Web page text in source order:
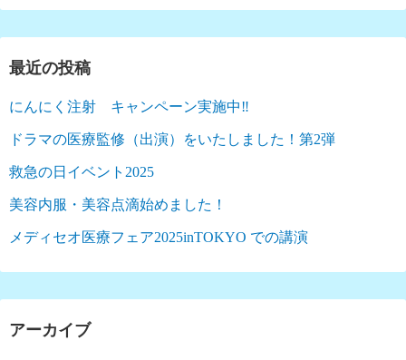
最近の投稿
にんにく注射 キャンペーン実施中‼︎
ドラマの医療監修（出演）をいたしました！第2弾
救急の日イベント2025
美容内服・美容点滴始めました！
メディセオ医療フェア2025inTOKYO での講演
アーカイブ